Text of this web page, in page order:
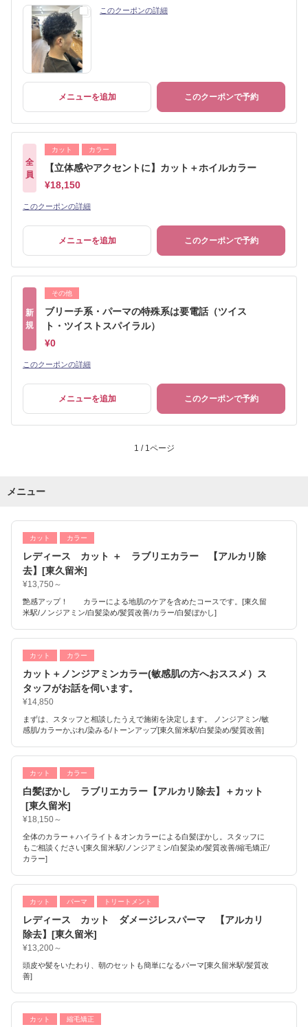
このクーポンの詳細
メニューを追加 このクーポンで予約
全
員
カット カラー
【立体感やアクセントに】カット＋ホイルカラー
¥18,150
このクーポンの詳細
メニューを追加 このクーポンで予約
新
規
その他
ブリーチ系・パーマの特殊系は要電話（ツイス
ト・ツイストスパイラル）
¥0
このクーポンの詳細
メニューを追加 このクーポンで予約
1 / 1ページ
メニュー
カット カラー
レディース カット ＋ ラブリエカラー 【アルカリ除
去】[東久留米]
¥13,750～
艶感アップ！ カラーによる地肌のケアを含めたコースです。[東久留
米駅/ノンジアミン/白髪染め/髪質改善/カラー/白髪ぼかし]
カット カラー
カット＋ノンジアミンカラー(敏感肌の方へおススメ）ス
タッフがお話を伺います。
¥14,850
まずは、スタッフと相談したうえで施術を決定します。 ノンジアミン/敏
感肌/カラーかぶれ/染みる/トーンアップ[東久留米駅/白髪染め/髪質改善]
カット カラー
白髪ぼかし ラブリエカラー【アルカリ除去】＋カット
[東久留米]
¥18,150～
全体のカラー＋ハイライト＆オンカラーによる白髪ぼかし。スタッフに
もご相談ください[東久留米駅/ノンジアミン/白髪染め/髪質改善/縮毛矯正/
カラー]
カット パーマ トリートメント
レディース カット ダメージレスパーマ 【アルカリ
除去】[東久留米]
¥13,200～
頭皮や髪をいたわり、朝のセットも簡単になるパーマ[東久留米駅/髪質改
善]
カット 縮毛矯正